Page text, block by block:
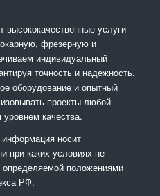
услуги
фрезерную и
индивидуальный
точность и надежность.
оборудование и опытный
проекты любой
качества.
носит
при каких условиях не
положениями
РФ.